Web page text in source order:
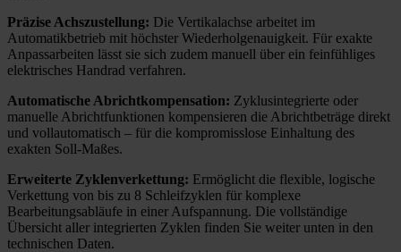
Präzise Achszustellung: Die Vertikalachse arbeitet im
Automatikbetrieb mit höchster Wiederholgenauigkeit. Für exakte
Anpassarbeiten lässt sie sich zudem manuell über ein feinfühliges
elektrisches Handrad verfahren.
Automatische Abrichtkompensation: Zyklusintegrierte oder
manuelle Abrichtfunktionen kompensieren die Abrichtbeträge direkt
und vollautomatisch – für die kompromisslose Einhaltung des
exakten Soll-Maßes.
Erweiterte Zyklenverkettung: Ermöglicht die flexible, logische
Verkettung von bis zu 8 Schleifzyklen für komplexe
Bearbeitungsabläufe in einer Aufspannung. Die vollständige
Übersicht aller integrierten Zyklen finden Sie weiter unten in den
technischen Daten.